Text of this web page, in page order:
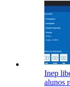
Inep
alunos